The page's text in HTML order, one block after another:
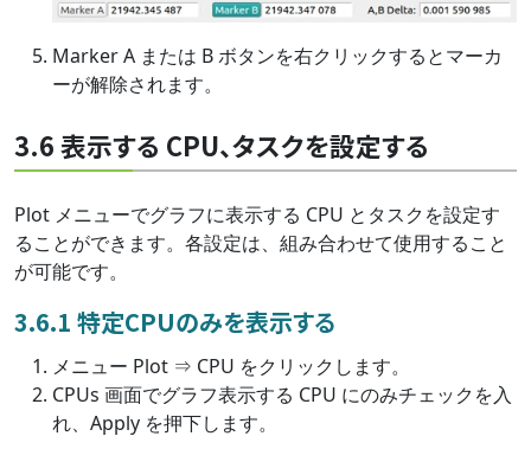
Marker A または B ボタンを右クリックするとマーカ
ーが解除されます。
3.6 表示する CPU、タスクを設定する
Plot メニューでグラフに表示する CPU とタスクを設定す
ることができます。各設定は、組み合わせて使用すること
が可能です。
3.6.1 特定CPUのみを表示する
メニュー Plot ⇒ CPU をクリックします。
CPUs 画面でグラフ表示する CPU にのみチェックを入
れ、Apply を押下します。